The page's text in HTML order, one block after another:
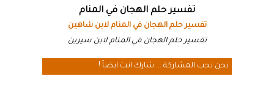
تفسير حلم الهجان في المنام
تفسير حلم الهجان في المنام لابن شاهين
تفسير حلم الهجان في المنام لابن سيرين
نحن نحب المشاركة ... شارك انت ايضاً !